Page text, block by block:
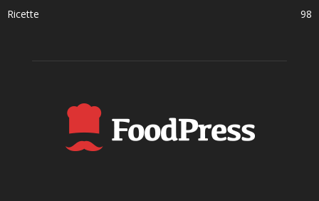
Ricette
98